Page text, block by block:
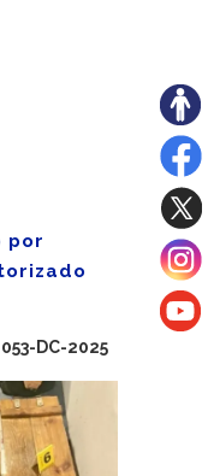
por
053-DC-2025